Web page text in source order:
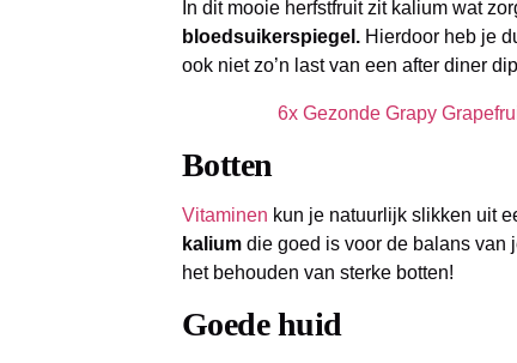
In dit mooie herfstfruit zit kalium wat
bloedsuikerspiegel. Hierdoor heb je
ook niet zo’n last van een after diner
6x Gezonde Grapy
Botten
Vitaminen kun je natuurlijk slikken uit
kalium die goed is voor de balans van
het behouden van sterke botten!
Goede huid